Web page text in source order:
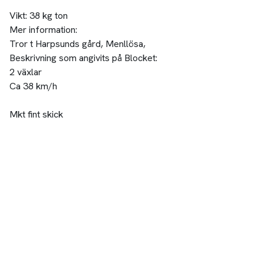
Vikt: 38 kg ton
Mer information:
Tror t Harpsunds gård, Menllösa,
Beskrivning som angivits på Blocket:
2 växlar
Ca 38 km/h
Mkt fint skick